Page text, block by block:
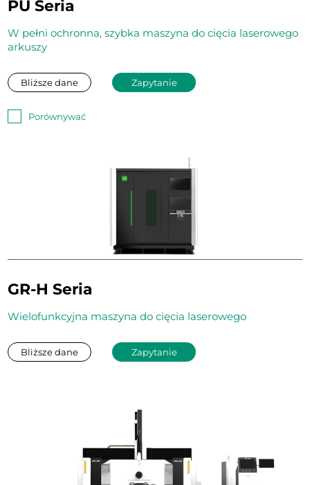
PU Seria
W pełni ochronna, szybka maszyna do cięcia laserowego
arkuszy
Bliższe dane Zapytanie
Porównywać
GR-H Seria
Wielofunkcyjna maszyna do cięcia laserowego
Bliższe dane Zapytanie